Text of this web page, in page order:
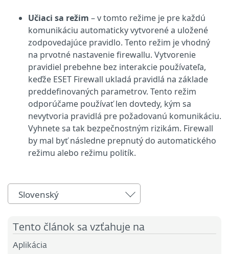
Učiaci sa režim – v tomto režime je pre každú
komunikáciu automaticky vytvorené a uložené
zodpovedajúce pravidlo. Tento režim je vhodný
na prvotné nastavenie firewallu. Vytvorenie
pravidiel prebehne bez interakcie používateľa,
keďže ESET Firewall ukladá pravidlá na základe
preddefinovaných parametrov. Tento režim
odporúčame používať len dovtedy, kým sa
nevytvoria pravidlá pre požadovanú komunikáciu.
Vyhnete sa tak bezpečnostným rizikám. Firewall
by mal byť následne prepnutý do automatického
režimu alebo režimu politík.
Slovenský
Tento článok sa vzťahuje na
Aplikácia